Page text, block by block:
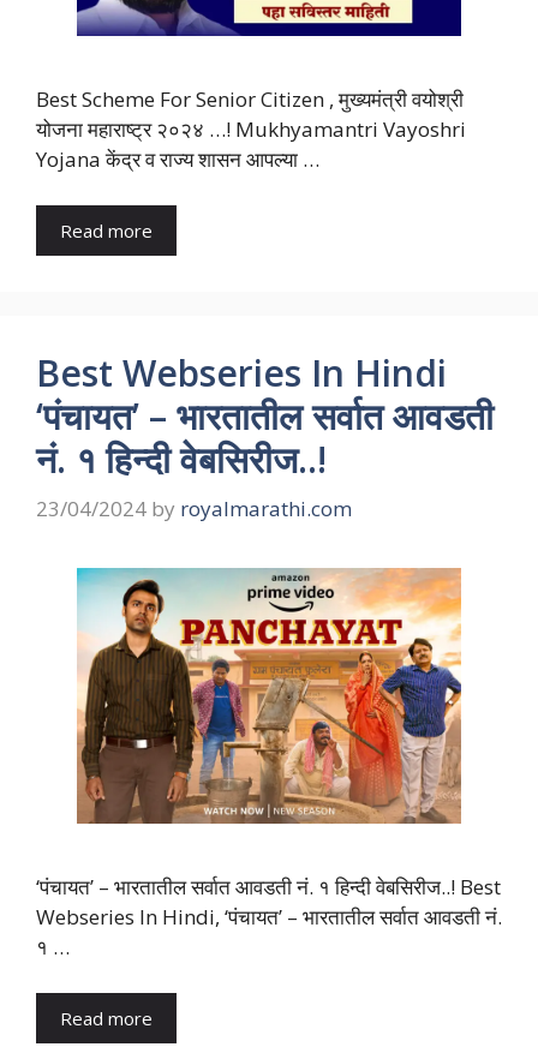
Best Scheme For Senior Citizen , मुख्यमंत्री वयोश्री
योजना महाराष्ट्र २०२४ …! Mukhyamantri Vayoshri
Yojana केंद्र व राज्य शासन आपल्या …
Read more
Best Webseries In Hindi
‘पंचायत’ – भारतातील सर्वात आवडती
नं. १ हिन्दी वेबसिरीज..!
23/04/2024 by royalmarathi.com
‘पंचायत’ – भारतातील सर्वात आवडती नं. १ हिन्दी वेबसिरीज..! Best
Webseries In Hindi, ‘पंचायत’ – भारतातील सर्वात आवडती नं.
१ …
Read more